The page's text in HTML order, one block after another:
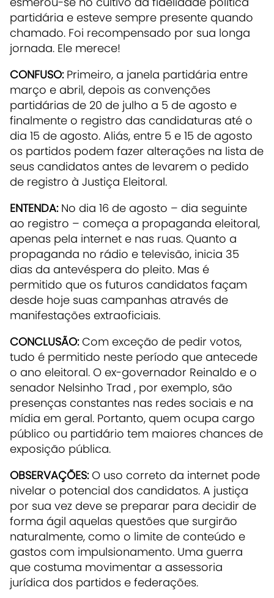
partidária e esteve sempre presente quando
chamado. Foi recompensado por sua longa
jornada. Ele merece!
CONFUSO: Primeiro, a janela partidária entre
março e abril, depois as convenções
partidárias de 20 de julho a 5 de agosto e
finalmente o registro das candidaturas até o
dia 15 de agosto. Aliás, entre 5 e 15 de agosto
os partidos podem fazer alterações na lista de
seus candidatos antes de levarem o pedido
de registro à Justiça Eleitoral.
ENTENDA:No dia 16 de agosto – dia seguinte
ao registro – começa a propaganda eleitoral,
apenas pela internet e nas ruas. Quanto a
propaganda no rádio e televisão, inicia 35
dias da antevéspera do pleito. Mas é
permitido que os futuros candidatos façam
desde hoje suas campanhas através de
manifestações extraoficiais.
CONCLUSÃO: Com exceção de pedir votos,
tudo é permitido neste período que antecede
o ano eleitoral. O ex-governador Reinaldo e o
senador Nelsinho Trad , por exemplo, são
presenças constantes nas redes sociais e na
mídia em geral. Portanto, quem ocupa cargo
público ou partidário tem maiores chances de
exposição pública.
OBSERVAÇÕES: O uso correto da internet pode
nivelar o potencial dos candidatos. A justiça
por sua vez deve se preparar para decidir de
forma ágil aquelas questões que surgirão
naturalmente, como o limite de conteúdo e
gastos com impulsionamento. Uma guerra
que costuma movimentar a assessoria
jurídica dos partidos e federações.